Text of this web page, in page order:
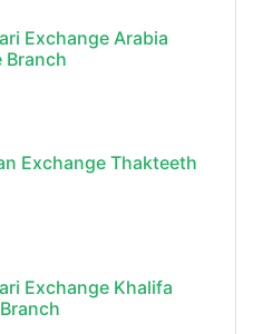
Exchange Arabia
Branch
Exchange Thakteeth
Exchange Khalifa